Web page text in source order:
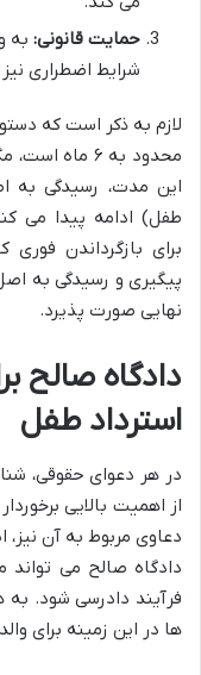
حمایت قانونی: به
شرایط اضطراری
لازم به ذکر است که
محدود به ۶
این مدت، رسیدگی به
طفل) ادامه پیدا می
برای بازگرداندن
پیگیری و رسیدگی به
نهایی صورت پذیرد.
دادگاه صالح
استرداد طفل
در هر دعوای حقوقی،
از اهمیت بالایی
دعاوی مربوط به آن
دادگاه صالح می
فرآیند دادرسی شود.
ها در این زمینه برای